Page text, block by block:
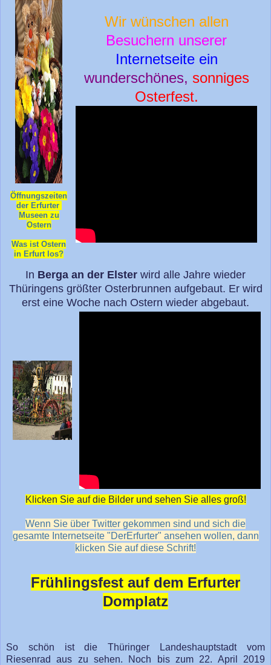
Öffnungszeiten
der Erfurter
Museen zu
Ostern
Was ist Ostern
in Erfurt los?
Wir wünschen allen
Besuchern unserer
Internetseite ein
wunderschönes, sonniges
Osterfest.
In Berga an der Elster wird alle Jahre wieder
Thüringens größter Osterbrunnen aufgebaut. Er wird
erst eine Woche nach Ostern wieder abgebaut.
Klicken Sie auf die Bilder und sehen Sie alles groß!
Wenn Sie über Twitter gekommen sind und sich die
gesamte Internetseite "DerErfurter" ansehen wollen, dann
klicken Sie auf diese Schrift!
Frühlingsfest auf dem Erfurter
Domplatz
So schön ist die Thüringer Landeshauptstadt vom
Riesenrad aus zu sehen. Noch bis zum 22. April 2019